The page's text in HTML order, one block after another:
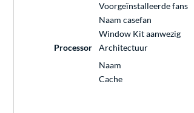
Voorgeïnstalleerde fans
Naam casefan
Window Kit aanwezig
Processor
Architectuur
Naam
Cache